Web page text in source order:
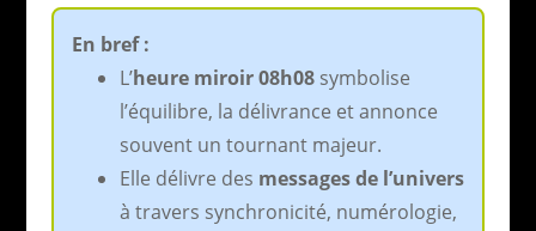
En bref :
L’heure miroir 08h08symbolise
l’équilibre, la délivrance et annonce
souvent un tournant majeur.
Elle délivre des messages de l’univers
à travers synchronicité, numérologie,